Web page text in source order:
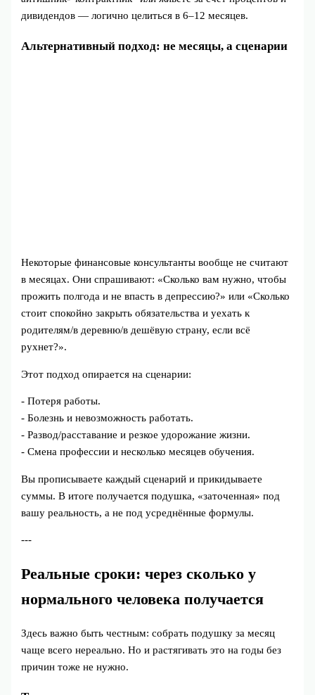
дивидендов — логично целиться в 6–12 месяцев.
Альтернативный подход: не месяцы, а сценарии
Некоторые финансовые консультанты вообще не считают
в месяцах. Они спрашивают: «Сколько вам нужно, чтобы
прожить полгода и не впасть в депрессию?» или «Сколько
стоит спокойно закрыть обязательства и уехать к
родителям/в деревню/в дешёвую страну, если всё
рухнет?».
Этот подход опирается на сценарии:
- Потеря работы.
- Болезнь и невозможность работать.
- Развод/расставание и резкое удорожание жизни.
- Смена профессии и несколько месяцев обучения.
Вы прописываете каждый сценарий и прикидываете
суммы. В итоге получается подушка, «заточенная» под
вашу реальность, а не под усреднённые формулы.
---
Реальные сроки: через сколько у
нормального человека получается
Здесь важно быть честным: собрать подушку за месяц
чаще всего нереально. Но и растягивать это на годы без
причин тоже не нужно.